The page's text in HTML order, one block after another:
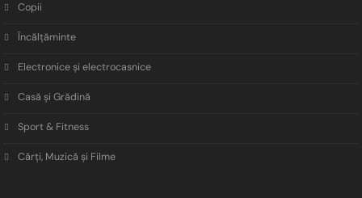
Copii
Încălţăminte
Electronice și electrocasnice
Casă și Grădină
Sport & Fitness
Cărți, Muzică și Filme